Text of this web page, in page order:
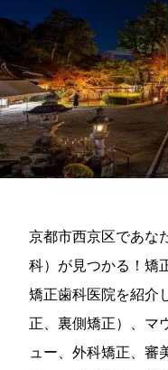
京都市西京区であな
科）が見つかる！矯
矯正歯科医院を紹介
正、裏側矯正）、マ
ュー、外科矯正、審